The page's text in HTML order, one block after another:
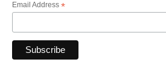
Email Address *